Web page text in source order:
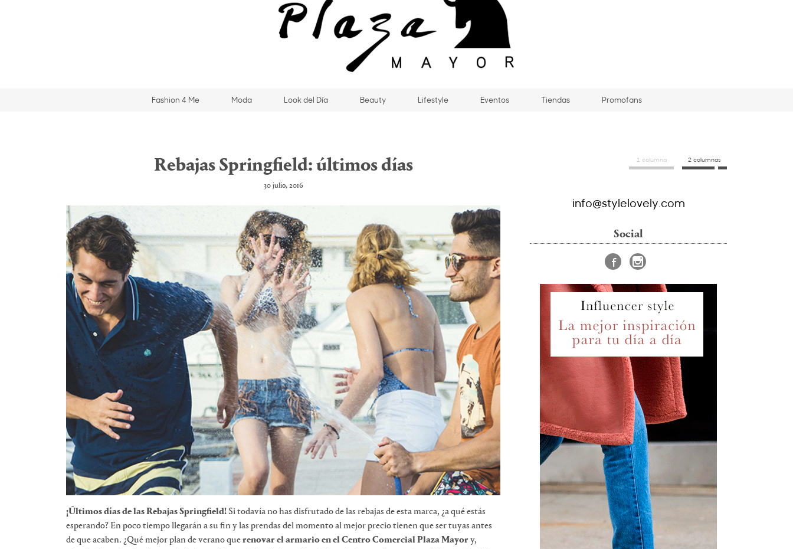
Fashion 4 Me Moda Look del Día Beauty Lifestyle Eventos Tiendas Promofans
Rebajas Springfield: últimos días
30 julio, 2016
¡Últimos días de las Rebajas Springfield!Si todavía no has disfrutado de las rebajas de esta marca, ¿a qué estás
esperando? En poco tiempo llegarán a su fin y las prendas del momento al mejor precio tienen que ser tuyas antes
de que acaben. ¿Qué mejor plan de verano querenovar el armario en el Centro Comercial Plaza Mayory,
1 columna 2 columnas
info@stylelovely.com
Social